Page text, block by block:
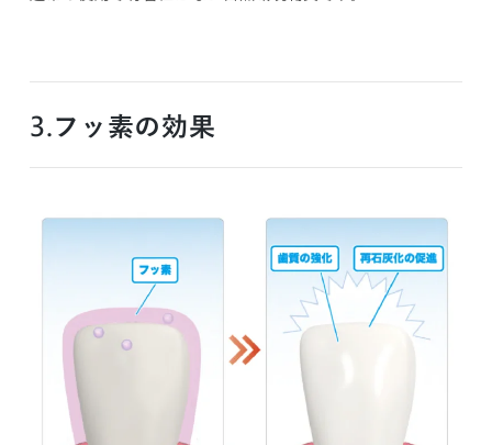
3.フッ素の効果